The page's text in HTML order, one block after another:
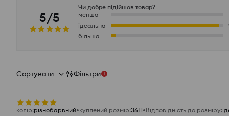
5/5
Чи добре підійшов товар?
менша
ідеальна
більша
Сортувати Фільтри 1
колір:різнобарвний куплений розмір:36H Відповідність до розміру: